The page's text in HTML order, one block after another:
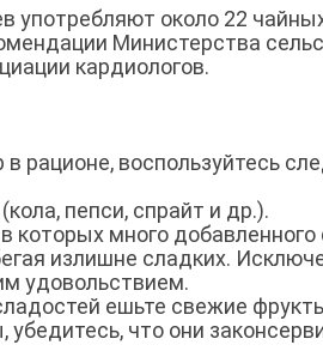
употребляют около 22
Министерства
кардиологов.
рационе, воспользуйтесь
пепси, спрайт и др.).
которых много добавленного
излишне сладких.
удовольствием.
ешьте свежие
что они